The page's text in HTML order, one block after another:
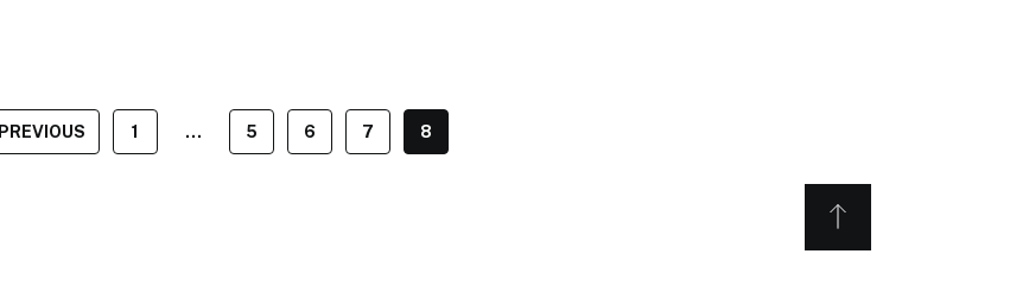
PREVIOUS 1 … 5 6 7 8